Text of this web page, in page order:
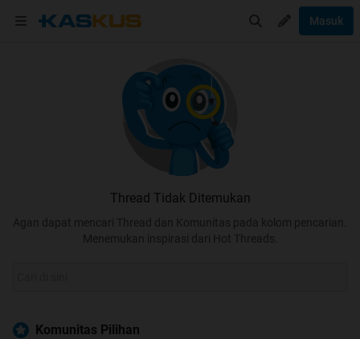
Masuk
Thread Tidak Ditemukan
Agan dapat mencari Thread dan Komunitas pada kolom pencarian.
Menemukan inspirasi dari Hot Threads.
Komunitas Pilihan